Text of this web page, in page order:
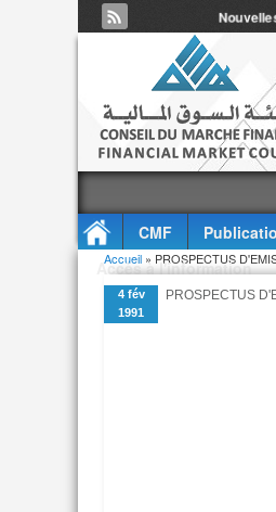
CMF
Accès à l'information
Vous êtes ici
Accueil » PROSPECTUS
4 fév
1991
PROSPECTUS